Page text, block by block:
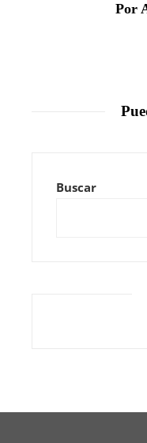
Por
Buscar